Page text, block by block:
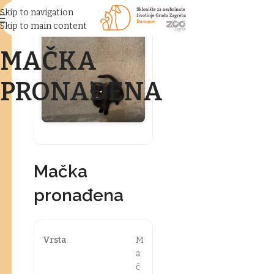
Skip to navigation
Skip to main content
MAČKA
PRONAĐENA
Mačka
pronađena
Vrsta
M
a
č